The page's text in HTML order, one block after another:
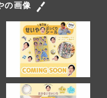
の画像